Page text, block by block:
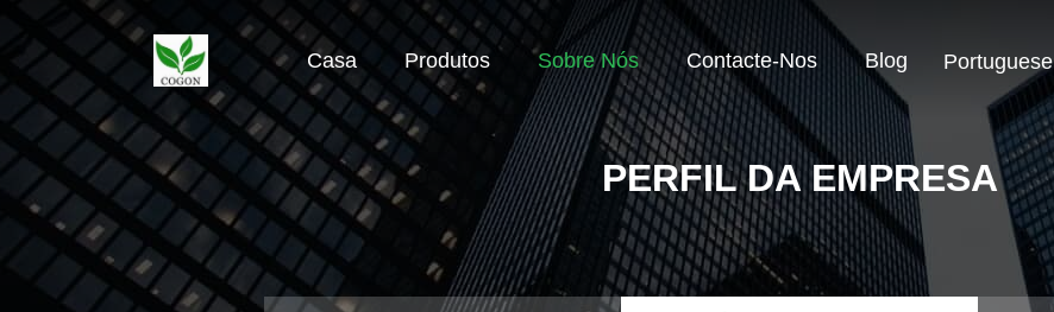
Casa Produtos Sobre Nós Contacte-Nos Blog Portuguese
PERFIL DA EMPRESA